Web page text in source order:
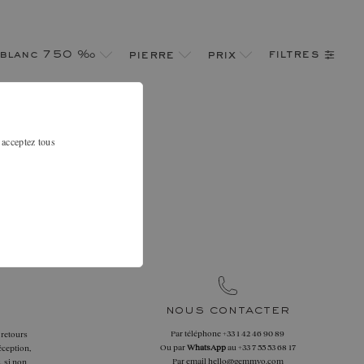
750 ‰ pierre prix filtres
01 42 46 90
retours
si non
nous contacter
Par téléphone+33 1 42 46 90 89
Ou parWhatsAppau +33 7 55 53 68 17
Par email hello@gemmyo.com
tous